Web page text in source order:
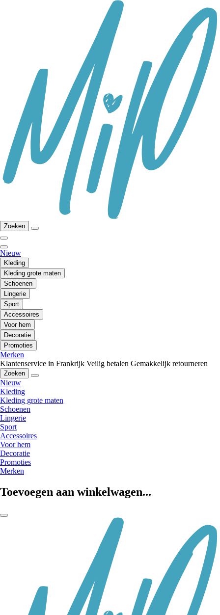
Zoeken
Nieuw
Kleding
Kleding grote maten
Schoenen
Lingerie
Sport
Accessoires
Voor hem
Decoratie
Promoties
Merken
Klantenservice in Frankrijk Veilig betalen Gemakkelijk retourneren
Zoeken
Nieuw
Kleding
Kleding grote maten
Schoenen
Lingerie
Sport
Accessoires
Voor hem
Decoratie
Promoties
Merken
Toevoegen aan winkelwagen...